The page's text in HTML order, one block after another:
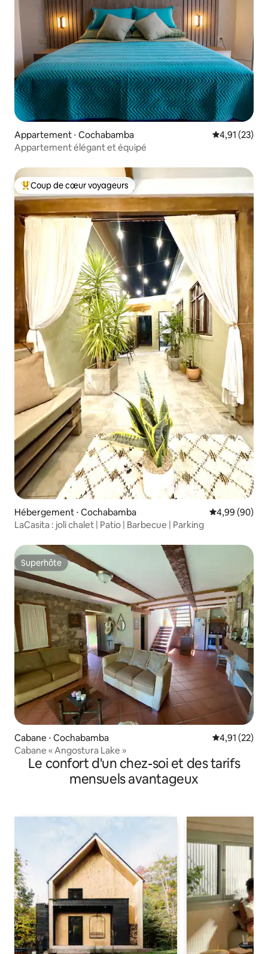
Appartement ⋅ Cochabamba Évaluation
4,91 (23)
Appartement élégant et équipé
Coups de cœur voyageurs les plus appréciés
Coup de cœur voyageurs
Hébergement ⋅ Cochabamba Évaluation
4,99 (90)
LaCasita : joli chalet | Patio | Barbecue | Parking
Superhôte
Superhôte
Cabane ⋅ Cochabamba Évaluation
4,91 (22)
Cabane « Angostura Lake »
Le confort d'un chez-soi et des tarifs
mensuels avantageux